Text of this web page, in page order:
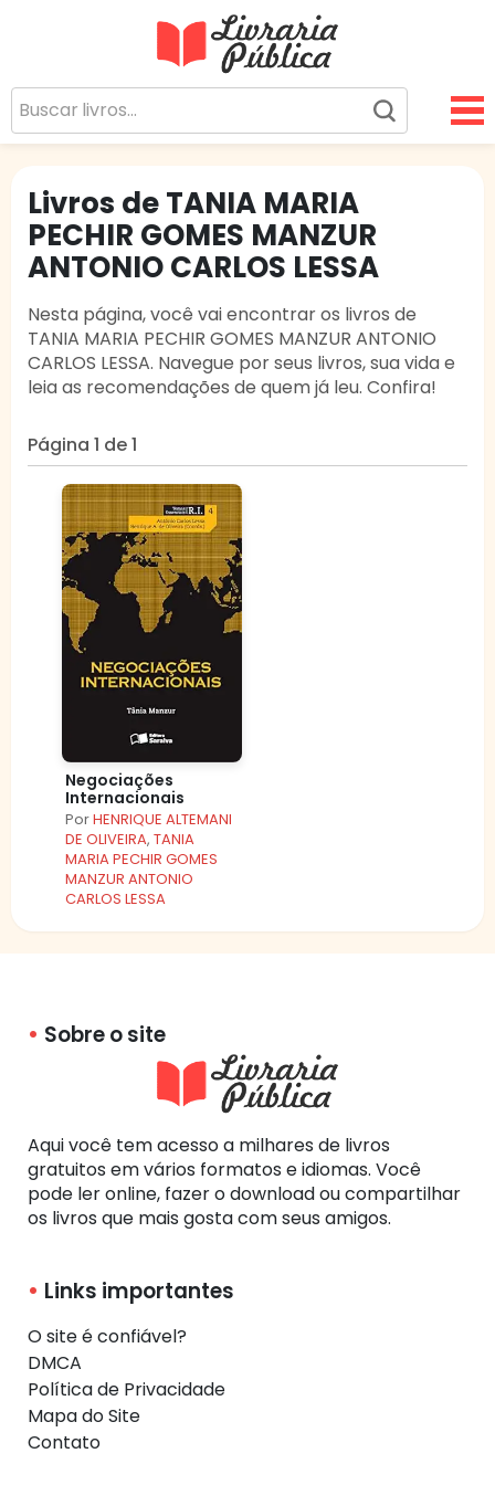
Sua Biblioteca Virtual Gratuita
Livros de TANIA MARIA
PECHIR GOMES MANZUR
ANTONIO CARLOS LESSA
Nesta página, você vai encontrar os livros de
TANIA MARIA PECHIR GOMES MANZUR ANTONIO
CARLOS LESSA. Navegue por seus livros, sua vida e
leia as recomendações de quem já leu. Confira!
Página 1 de 1
Negociações
Internacionais
PorHENRIQUE ALTEMANI
DE OLIVEIRA, TANIA
MARIA PECHIR GOMES
MANZUR ANTONIO
CARLOS LESSA
Sobre o site
Aqui você tem acesso a milhares de livros
gratuitos em vários formatos e idiomas. Você
pode ler online, fazer o download ou compartilhar
os livros que mais gosta com seus amigos.
Links importantes
O site é confiável?
DMCA
Política de Privacidade
Mapa do Site
Contato